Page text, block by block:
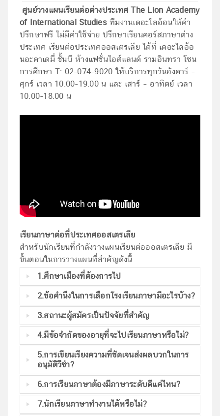
ศูนย์วางแผนเรียนต่อต่างประเทศ The Lion Academy
of International Studiesทีมงานเดอะไลอ้อนให้คำ
ปรึกษาฟรี ไม่มีค่าใช้จ่าย ปรึกษาเรียนคอร์สภาษาต่าง
ประเทศ เรียนต่อประเทศออสเตรเลีย ได้ที่ เดอะไลอ้อ
นอะคาเดมี่ ชั้นบี ห้างแฟชั่นไอส์แลนด์ รามอินทรา โซน
การศึกษา T: 02-074-9020 ให้บริการทุกวันอังคาร์ –
ศุกร์ เวลา 10.00-19.00 น และ เสาร์ – อาทิตย์ เวลา
10.00-18.00 น
เรียนภาษาต่อที่ประเทศออสเตรเลีย
สำหรับนักเรียนที่กำลังวางแผนเรียนต่อออสเตรเลีย มี
ขั้นตอนในการวางแผนที่สำคัญดังนี้
1.ศึกษาเมืองที่ต้องการไป
2.ข้อคำนึงในการเลือกโรงเรียนภาษามีอะไรบ้าง?
3.สถานะผู้สมัครเป็นปัจจัยที่สำคัญ
4.มีข้อจำกัดของอายุที่จะไปเรียนภาษาหรือไม่?
5.การเขียนเรียงความที่ชัดเจนส่งผลบวกในการ
อนุมัติวีซ่า?
6.การเรียนภาษาต้องมีภาษาระดับดีแค่ไหน?
7.นักเรียนภาษาทำงานได้หรือไม่?